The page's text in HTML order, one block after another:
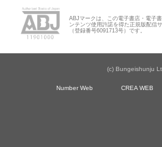
ABJマークは、この電子書店・電子
ンテンツ使用許諾を得た正規版配信
（登録番号6091713号）です。
(c) Bungeishunju
Number Web CREA WEB